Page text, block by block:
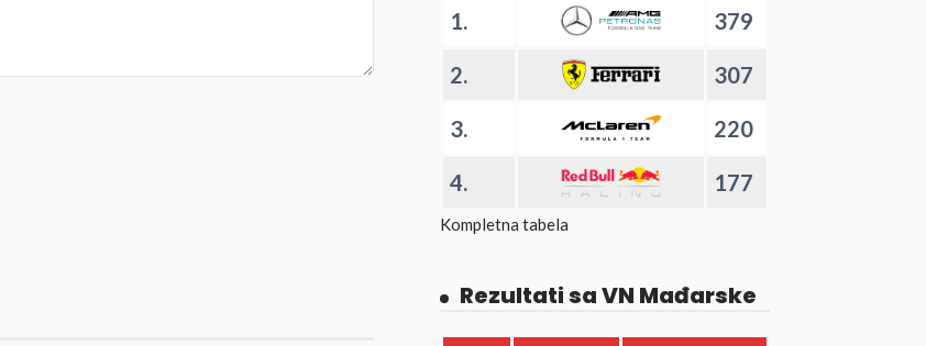
1. 379
2. 307
3. 220
4. 177
Kompletna tabela
Rezultati sa VN Mađarske